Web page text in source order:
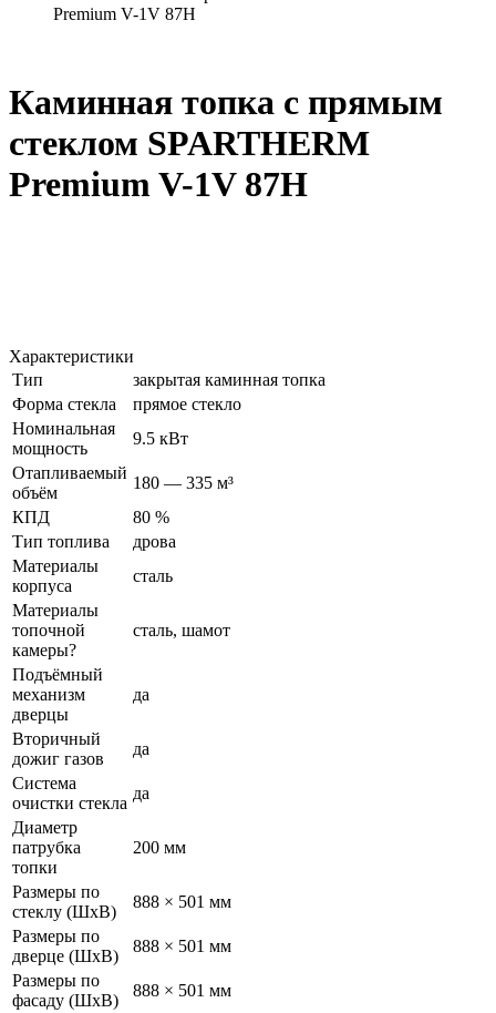
Premium V-1V 87H
Каминная топка с прямым
стеклом SPARTHERM
Premium V-1V 87H
Характеристики
Тип
закрытая каминная топка
Форма стекла
прямое стекло
Номинальная
мощность
9.5 кВт
Отапливаемый
объём
180 — 335 м³
КПД
80 %
Тип топлива
дрова
Материалы
корпуса
сталь
Материалы
топочной
камеры?
сталь, шамот
Подъёмный
механизм
дверцы
да
Вторичный
дожиг газов
да
Система
очистки стекла
да
Диаметр
патрубка
топки
200 мм
Размеры по
стеклу (ШхВ)
888 × 501 мм
Размеры по
дверце (ШхВ)
888 × 501 мм
Размеры по
фасаду (ШхВ)
888 × 501 мм